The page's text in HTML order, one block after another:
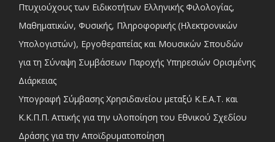
Πτυχιούχους των Ειδικοτήτων Ελληνικής Φιλολογίας,
Μαθηματικών, Φυσικής, Πληροφορικής (Ηλεκτρονικών
Υπολογιστών), Εργοθεραπείας και Μουσικών Σπουδών
για τη Σύναψη Συμβάσεων Παροχής Υπηρεσιών Ορισμένης
Διάρκειας
Υπογραφή Σύμβασης Χρησιδανείου μεταξύ Κ.Ε.Α.Τ. και
Κ.Κ.Π.Π. Αττικής για την υλοποίηση του Εθνικού Σχεδίου
Δράσης για την Αποϊδρυματοποίηση